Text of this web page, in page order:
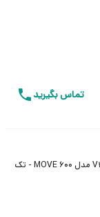
تماس بگیرید
درب اتوماتیک V2 مدل MOVE 600 - تک